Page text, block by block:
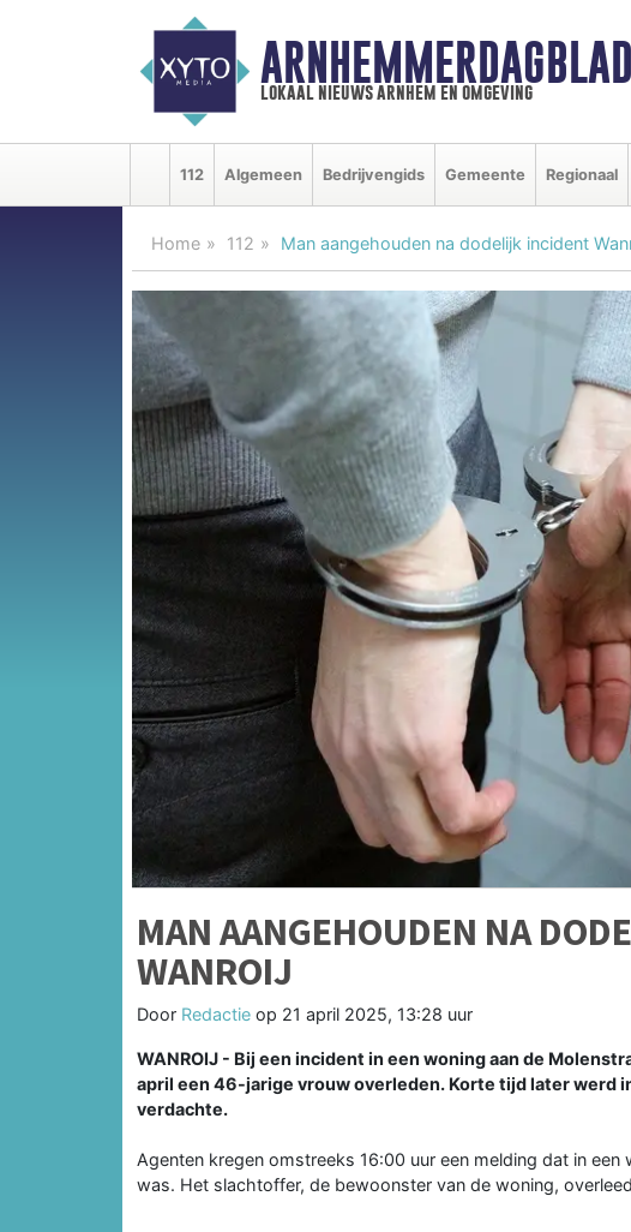
lokaal nieuws arnhem en omgeving
112 Algemeen Bedrijvengids Gemeente Regionaal
Home 112 Man aangehouden na dodelijk incident
MAN AANGEHOUDEN NA
WANROIJ
Door Redactie op 21 april 2025, 13:28 uur
WANROIJ - Bij een incident in een woning aan de
april een 46-jarige vrouw overleden. Korte tijd later werd
verdachte.
Agenten kregen omstreeks 16:00 uur een melding dat in
was. Het slachtoffer, de bewoonster van de woning,